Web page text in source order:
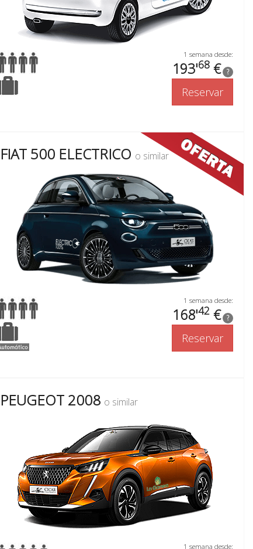
1 semana desde:
193'68 € ?
Reservar
FIAT 500 ELECTRICO o similar
1 semana desde:
168'42 € ?
Reservar
PEUGEOT 2008 o similar
1 semana desde: